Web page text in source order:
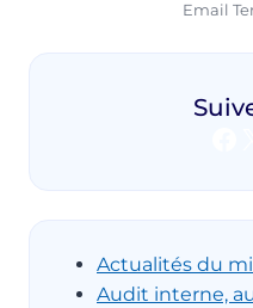
Email
Actualités du
Audit interne,